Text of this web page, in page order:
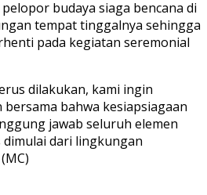
budaya siaga bencana di
tempat tinggalnya sehingga
pada kegiatan seremonial
dilakukan, kami ingin
bahwa kesiapsiagaan
jawab seluruh elemen
dari lingkungan